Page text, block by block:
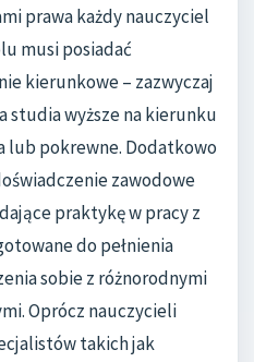
prawa każdy nauczyciel
musi posiadać
kierunkowe – zazwyczaj
studia wyższe na kierunku
lub pokrewne. Dodatkowo
zawodowe
praktykę w pracy z
do pełnienia
sobie z różnorodnymi
Oprócz nauczycieli
takich jak